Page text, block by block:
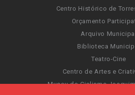
Centro Histórico de
Orçamento
Arquivo Municipal
Biblioteca
Teatro-Cine
Centro de Artes e
Museu do Ciclismo